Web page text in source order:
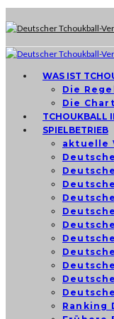
WAS IST
Die
Die
TCHOUKBALL
SPIELBETRIEB
aktuelle
Ranking